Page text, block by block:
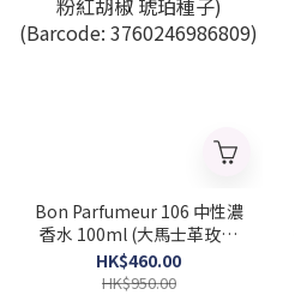
Bon Parfumeur 106 中性濃
香水 100ml (大馬士革玫瑰
粉紅胡椒 琥珀種子)
(Barcode: 3760246986809)
HK$460.00
HK$950.00